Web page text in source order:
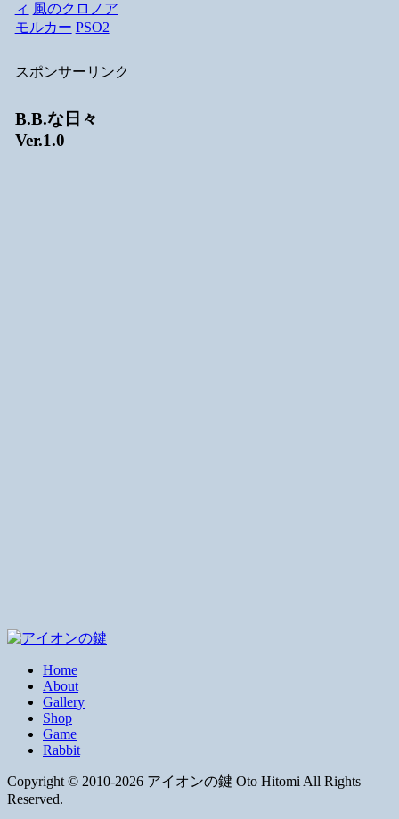
ィ 風のクロノア
モルカー PSO2
スポンサーリンク
B.B.な日々
Ver.1.0
Home
About
Gallery
Shop
Game
Rabbit
Copyright © 2010-2026 アイオンの鍵 Oto Hitomi All Rights
Reserved.